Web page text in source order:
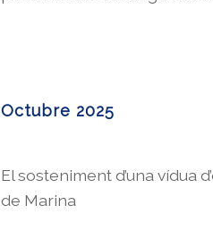
Octubre 2025
El sosteniment d’una vídua
de Marina